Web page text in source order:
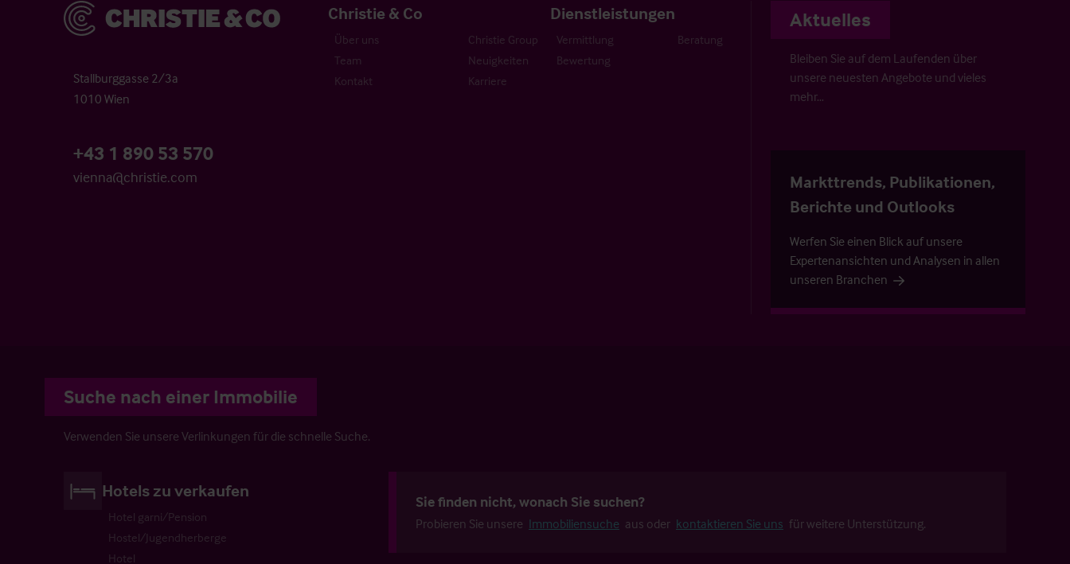
Christie & Co
Stallburggasse 2/3a
1010 Wien
+43 1 890 53 570
vienna@christie.com
Christie & Co
Über uns
Christie Group
Team
Neuigkeiten
Kontakt
Karriere
Dienstleistungen
Vermittlung
Beratung
Bewertung
Aktuelles
Bleiben Sie auf dem Laufenden über
unsere neuesten Angebote und vieles
mehr…
Markttrends, Publikationen,
Berichte und Outlooks
Werfen Sie einen Blick auf unsere
Expertenansichten und Analysen in allen
unseren Branchen
Suche nach einer Immobilie
Verwenden Sie unsere Verlinkungen für die schnelle Suche.
Hotels zu verkaufen
Hotel garni/Pension
Hostel/Jugendherberge
Hotel
Sie finden nicht, wonach Sie suchen?
Probieren Sie unsere Immobiliensuche aus oder kontaktieren Sie uns für weitere Unterstützung.